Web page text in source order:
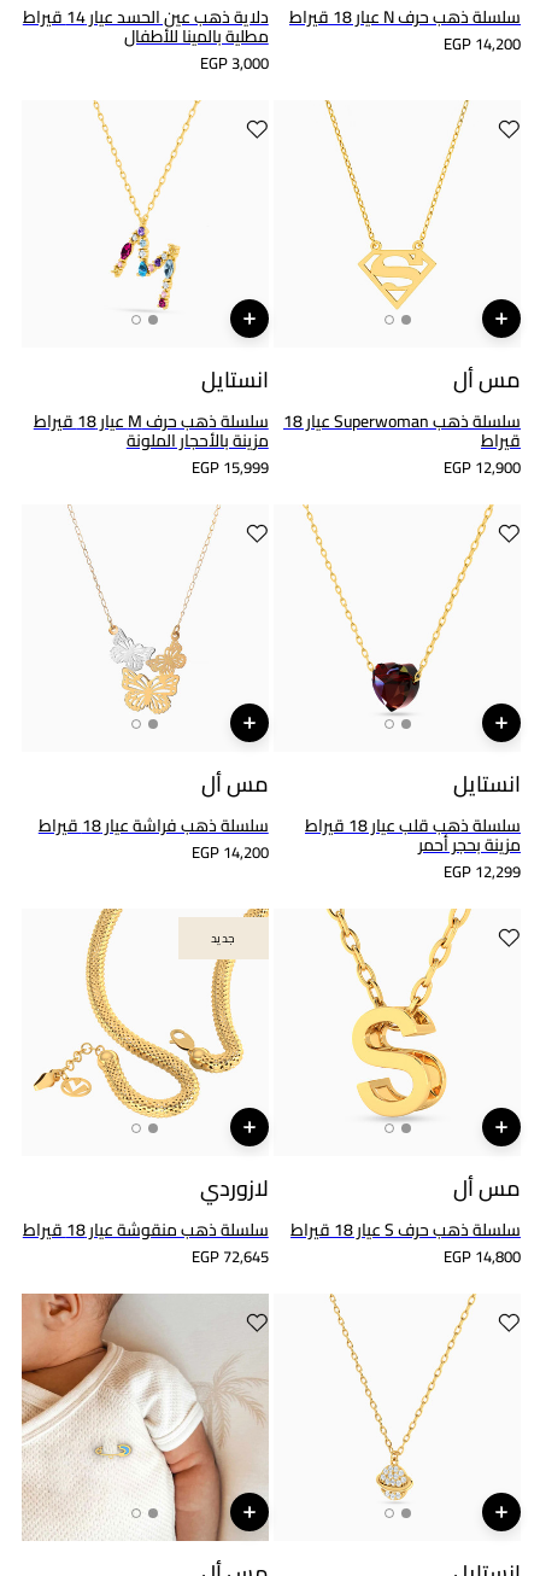
سلسلة ذهب حرف N عيار 18 قيراط
EGP 14,200
دلاية ذهب عين الحسد عيار 14 قيراط
مطلية بالمينا للأطفال
EGP 3,000
مس أل
سلسلة ذهب Superwoman عيار 18
قيراط
EGP 12,900
انستايل
سلسلة ذهب حرف M عيار 18 قيراط
مزينة بالأحجار الملونة
EGP 15,999
انستايل
سلسلة ذهب قلب عيار 18 قيراط
مزينة بحجر أحمر
EGP 12,299
مس أل
سلسلة ذهب فراشة عيار 18 قيراط
EGP 14,200
مس أل
سلسلة ذهب حرف S عيار 18 قيراط
EGP 14,800
جديد
جديد
لازوردي
سلسلة ذهب منقوشة عيار 18 قيراط
EGP 72,645